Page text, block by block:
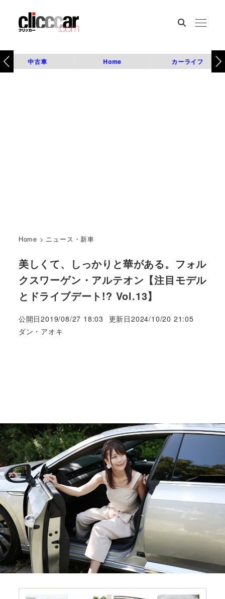
中古車 Home カーライフ
Home > ニュース・新車
美しくて、しっかりと華がある。フォル
クスワーゲン・アルテオン【注目モデル
とドライブデート!? Vol.13】
公開日2019/08/27 18:03 更新日2024/10/20 21:05
著
ダン・アオキ